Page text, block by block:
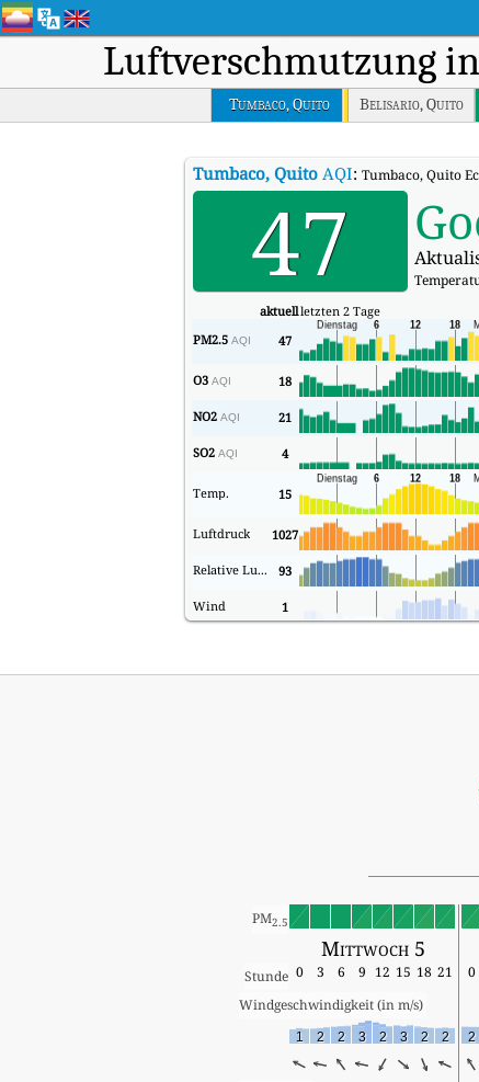
Luftverschmutzung in
Tumbaco, Quito Belisario, Quito
Tumbaco, QuitoAQI: Tumbaco, Quito
47
aktuellletzten 2 Tage
PM2.5 AQI 47
O3 AQI 18
NO2 AQI 21
SO2 AQI 4
Temp. 15
Luftdruck 1027
Relative Luftfeuchtigkeit 93
Wind 1
PM2.5
Mittwoch 5
Stunde 0 3 6 9 12 15 18 21 0
Windgeschwindigkeit (in m/s)
1 2 2 3 2 3 2 2 2